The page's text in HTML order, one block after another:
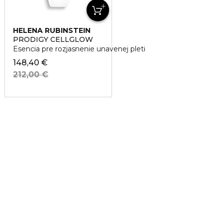
HELENA RUBINSTEIN
PRODIGY CELLGLOW
Esencia pre rozjasnenie unavenej pleti
148,40 €
212,00 €